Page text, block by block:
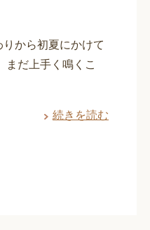
から初夏にかけて
まだ上手く鳴くこ
続きを読む